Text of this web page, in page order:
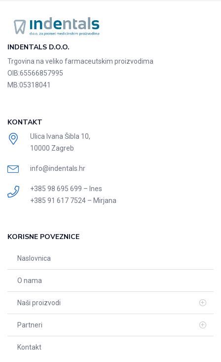
INDENTALS D.O.O.
Trgovina na veliko farmaceutskim proizvodima
OIB:65566857995
MB:05318041
KONTAKT
Ulica Ivana Šibla 10,
10000 Zagreb
info@indentals.hr
+385 98 695 699 – Ines
+385 91 617 7524 – Mirjana
KORISNE POVEZNICE
Naslovnica
O nama
Naši proizvodi
Partneri
Kontakt